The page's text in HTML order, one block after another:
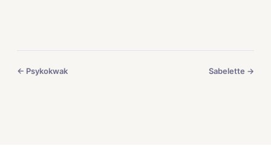
← Psykokwak Sabelette →